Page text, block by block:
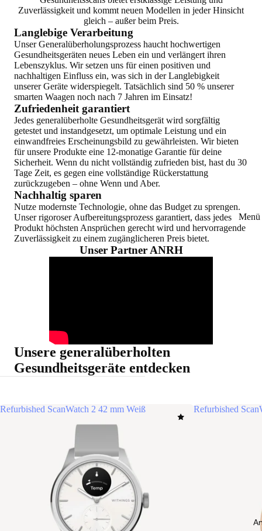
Menü
Zuverlässigkeit und kommt neuen Modellen in jeder Hinsicht
gleich – außer beim Preis.
Langlebige Verarbeitung
Unser Generalüberholungsprozess haucht hochwertigen
Gesundheitsgeräten neues Leben ein und verlängert ihren
Lebenszyklus. Wir setzen uns für einen positiven und
nachhaltigen Einfluss ein, was sich in der Langlebigkeit
unserer Geräte widerspiegelt. Tatsächlich sind 50 % unserer
smarten Waagen noch nach 7 Jahren im Einsatz!
Zufriedenheit garantiert
Jedes generalüberholte Gesundheitsgerät wird sorgfältig
getestet und instandgesetzt, um optimale Leistung und ein
einwandfreies Erscheinungsbild zu gewährleisten. Wir bieten
für unsere Produkte eine 12-monatige Garantie für deine
Sicherheit. Wenn du nicht vollständig zufrieden bist, hast du 30
Tage Zeit, es gegen eine vollständige Rückerstattung
zurückzugeben – ohne Wenn und Aber.
Nachhaltig sparen
Nutze modernste Technologie, ohne das Budget zu sprengen.
Unser rigoroser Aufbereitungsprozess garantiert, dass jedes
Produkt höchsten Ansprüchen gerecht wird und hervorragende
Zuverlässigkeit zu einem zugänglicheren Preis bietet.
Unser Partner ANRH
Unsere generalüberholten
Gesundheitsgeräte entdecken
Refurbished ScanWatch 2 42 mm Weiß Refurbished